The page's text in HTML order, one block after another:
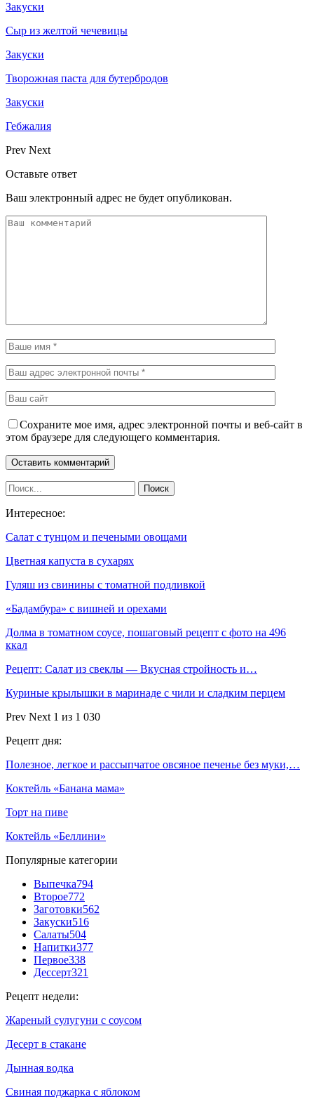
Закуски
Сыр из желтой чечевицы
Закуски
Творожная паста для бутербродов
Закуски
Гебжалия
Prev Next
Оставьте ответ
Ваш электронный адрес не будет опубликован.
Сохраните мое имя, адрес электронной почты и веб-сайт в
этом браузере для следующего комментария.
Интересное:
Салат с тунцом и печеными овощами
Цветная капуста в сухарях
Гуляш из свинины с томатной подливкой
«Бадамбура» с вишней и орехами
Долма в томатном соусе, пошаговый рецепт с фото на 496
ккал
Рецепт: Салат из свеклы — Вкусная стройность и…
Куриные крылышки в маринаде с чили и сладким перцем
Prev Next 1 из 1 030
Рецепт дня:
Полезное, легкое и рассыпчатое овсяное печенье без муки,…
Коктейль «Банана мама»
Торт на пиве
Коктейль «Беллини»
Популярные категории
Выпечка794
Второе772
Заготовки562
Закуски516
Салаты504
Напитки377
Первое338
Дессерт321
Рецепт недели:
Жареный сулугуни с соусом
Десерт в стакане
Дынная водка
Свиная поджарка с яблоком